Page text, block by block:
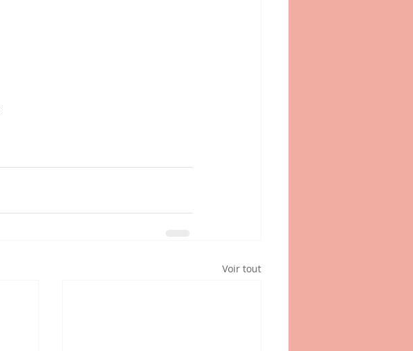
Voir tout